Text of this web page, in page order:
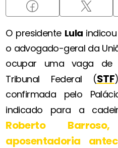
O presidente Lula
o advogado-geral da
ocupar uma vaga de
Tribunal Federal (STF
confirmada pelo
indicado para a
Roberto Barroso,
aposentadoria